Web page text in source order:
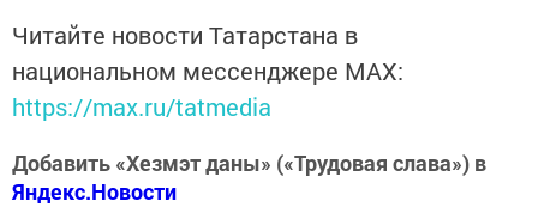
Читайте новости Татарстана в
национальном мессенджере MАХ:
https://max.ru/tatmedia
Добавить «Хезмэт даны» («Трудовая слава») в
Яндекс.Новости